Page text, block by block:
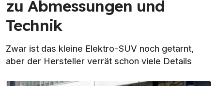
zu Abmessungen und
Technik
Zwar ist das kleine Elektro-SUV noch getarnt,
aber der Hersteller verrät schon viele Details